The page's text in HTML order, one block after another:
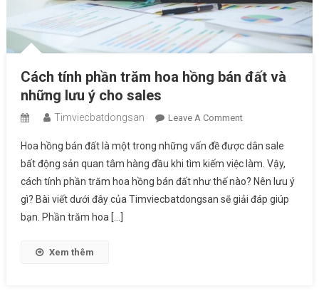
Cách tính phần trăm hoa hồng bán đất và
những lưu ý cho sales
Timviecbatdongsan Leave A CommentOn
Tính
Phần
Trăm
Hoa
Hoa hồng bán đất là một trong những vấn đề được dân sale
bất động sản quan tâm hàng đầu khi tìm kiếm việc làm. Vậy,
cách tính phần trăm hoa hồng bán đất như thế nào? Nên lưu ý
gì? Bài viết dưới đây của Timviecbatdongsan sẽ giải đáp giúp
bạn. Phần trăm hoa […]
Xem thêm